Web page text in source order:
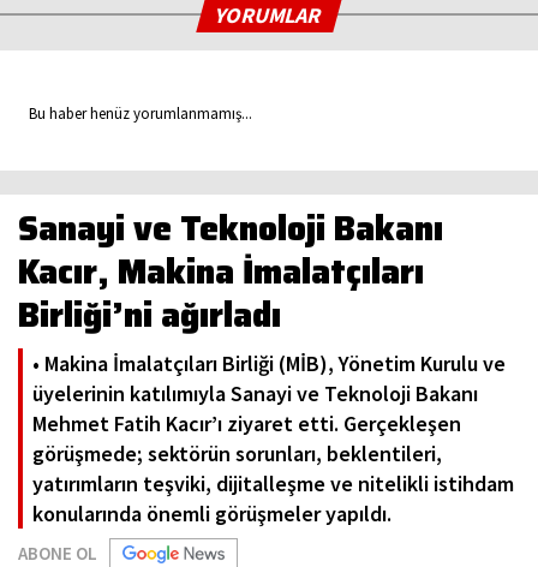
YORUMLAR
Bu haber henüz yorumlanmamış...
Sanayi ve Teknoloji Bakanı
Kacır, Makina İmalatçıları
Birliği’ni ağırladı
• Makina İmalatçıları Birliği (MİB), Yönetim Kurulu ve
üyelerinin katılımıyla Sanayi ve Teknoloji Bakanı
Mehmet Fatih Kacır’ı ziyaret etti. Gerçekleşen
görüşmede; sektörün sorunları, beklentileri,
yatırımların teşviki, dijitalleşme ve nitelikli istihdam
konularında önemli görüşmeler yapıldı.
ABONE OL